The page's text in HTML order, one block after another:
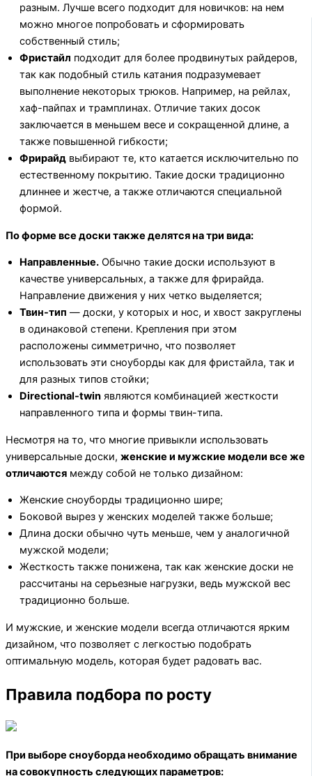
разным. Лучше всего подходит для новичков: на нем
можно многое попробовать и сформировать
собственный стиль;
Фристайл подходит для более продвинутых райдеров,
так как подобный стиль катания подразумевает
выполнение некоторых трюков. Например, на рейлах,
хаф-пайпах и трамплинах. Отличие таких досок
заключается в меньшем весе и сокращенной длине, а
также повышенной гибкости;
Фрирайд выбирают те, кто катается исключительно по
естественному покрытию. Такие доски традиционно
длиннее и жестче, а также отличаются специальной
формой.
По форме все доски также делятся на три вида:
Направленные. Обычно такие доски используют в
качестве универсальных, а также для фрирайда.
Направление движения у них четко выделяется;
Твин-тип — доски, у которых и нос, и хвост закруглены
в одинаковой степени. Крепления при этом
расположены симметрично, что позволяет
использовать эти сноуборды как для фристайла, так и
для разных типов стойки;
Directional-twin являются комбинацией жесткости
направленного типа и формы твин-типа.
Несмотря на то, что многие привыкли использовать
универсальные доски, женские и мужские модели все же
отличаются между собой не только дизайном:
Женские сноуборды традиционно шире;
Боковой вырез у женских моделей также больше;
Длина доски обычно чуть меньше, чем у аналогичной
мужской модели;
Жесткость также понижена, так как женские доски не
рассчитаны на серьезные нагрузки, ведь мужской вес
традиционно больше.
И мужские, и женские модели всегда отличаются ярким
дизайном, что позволяет с легкостью подобрать
оптимальную модель, которая будет радовать вас.
Правила подбора по росту
При выборе сноуборда необходимо обращать внимание
на совокупность следующих параметров: